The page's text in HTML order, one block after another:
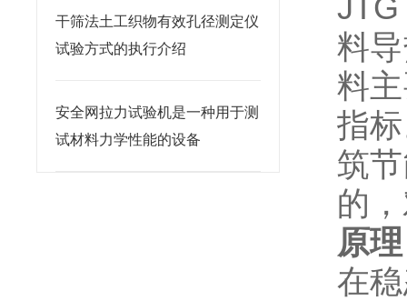
干筛法土工织物有效孔径测定仪
试验方式的执行介绍
安全网拉力试验机是一种用于测
试材料力学性能的设备
料
料
指
筑
的
原
在